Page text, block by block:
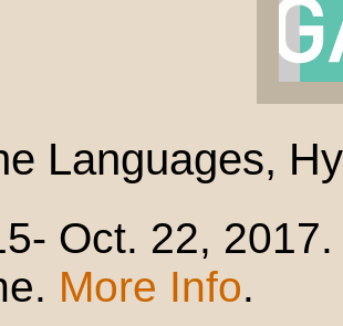
Languages,
Oct. 22,
More Info.